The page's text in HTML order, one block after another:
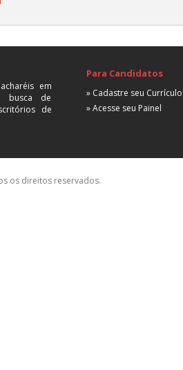
em
busca de
de
Para Candidatos
» Cadastre seu Currículo
» Acesse seu Painel
os direitos reservados.